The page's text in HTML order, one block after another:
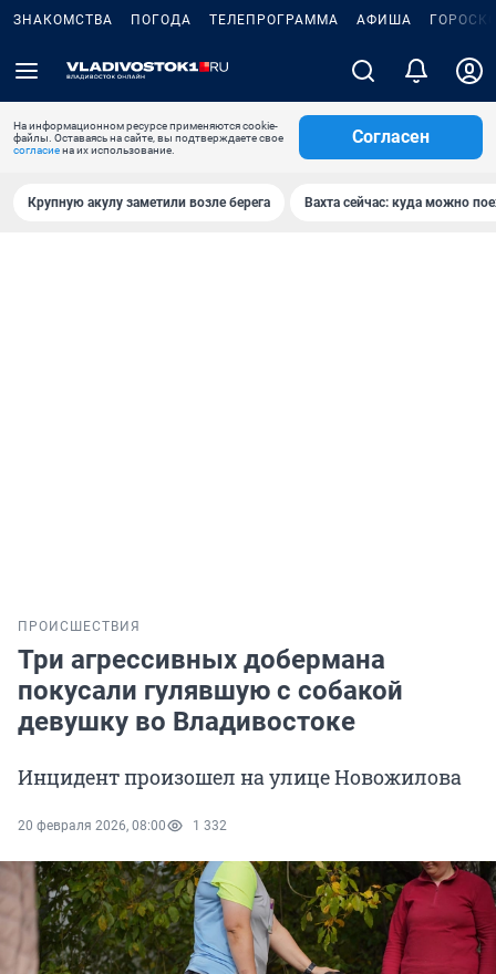
ЗНАКОМСТВА ПОГОДА ТЕЛЕПРОГРАММА АФИША
На информационном ресурсе применяются cookie-
файлы. Оставаясь на сайте, вы подтверждаете свое
согласиена их использование.
Согласен
Крупную акулу заметили возле берега Вахта сейчас: куда можно
ПРОИСШЕСТВИЯ
Три агрессивных добермана
покусали гулявшую с собакой
девушку во Владивостоке
Инцидент произошел на улице Новожилова
20 февраля 2026, 08:00 1 332